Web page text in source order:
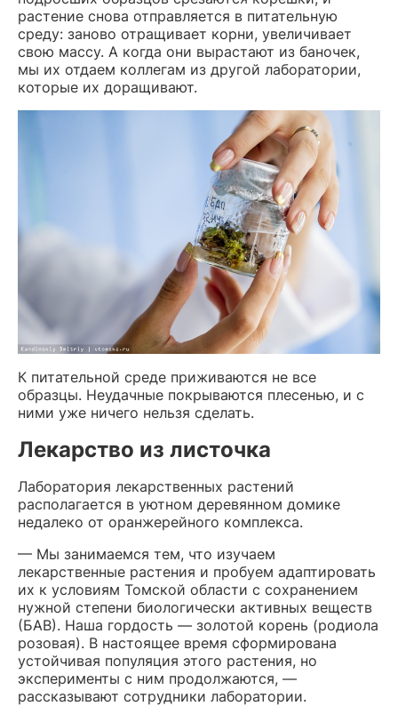
растение снова отправляется в питательную
среду: заново отращивает корни, увеличивает
свою массу. А когда они вырастают из баночек,
мы их отдаем коллегам из другой лаборатории,
которые их доращивают.
К питательной среде приживаются не все
образцы. Неудачные покрываются плесенью, и с
ними уже ничего нельзя сделать.
Лекарство из листочка
Лаборатория лекарственных растений
располагается в уютном деревянном домике
недалеко от оранжерейного комплекса.
— Мы занимаемся тем, что изучаем
лекарственные растения и пробуем адаптировать
их к условиям Томской области с сохранением
нужной степени биологически активных веществ
(БАВ). Наша гордость — золотой корень (родиола
розовая). В настоящее время сформирована
устойчивая популяция этого растения, но
эксперименты с ним продолжаются, —
рассказывают сотрудники лаборатории.